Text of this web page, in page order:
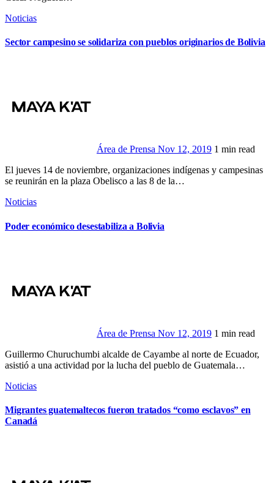
Noticias
Sector campesino se solidariza con pueblos originarios de Bolivia
Área de Prensa Nov 12, 2019 1 min read
El jueves 14 de noviembre, organizaciones indígenas y campesinas
se reunirán en la plaza Obelisco a las 8 de la…
Noticias
Poder económico desestabiliza a Bolivia
Área de Prensa Nov 12, 2019 1 min read
Guillermo Churuchumbi alcalde de Cayambe al norte de Ecuador,
asistió a una actividad por la lucha del pueblo de Guatemala…
Noticias
Migrantes guatemaltecos fueron tratados “como esclavos” en
Canadá